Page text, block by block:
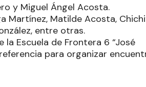
y Miguel Ángel Acosta.
Martínez, Matilde Acosta,
entre otras.
Escuela de Frontera 6 “José
para organizar